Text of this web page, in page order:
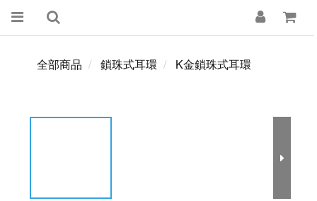
全部商品 鎖珠式耳環 K金鎖珠式耳環